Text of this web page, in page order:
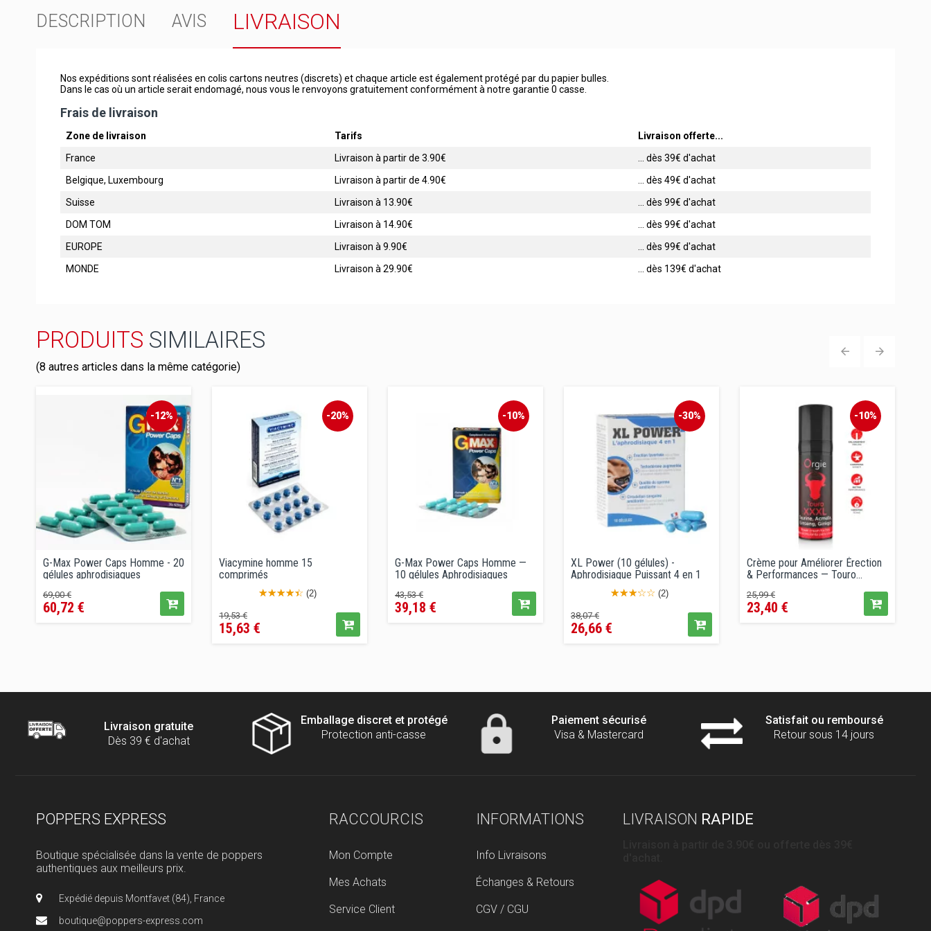
DESCRIPTION AVIS LIVRAISON
Nos expéditions sont réalisées en colis cartons neutres (discrets) et chaque article est également protégé par du papier bulles.
Dans le cas où un article serait endomagé, nous vous le renvoyons gratuitement conformément à notre garantie 0 casse.
Frais de livraison
Zone de livraison Tarifs
Livraison offerte...
France
Livraison à partir de 3.90€
... dès 39€ d'achat
Belgique, Luxembourg
Livraison à partir de 4.90€
... dès 49€ d'achat
Suisse
Livraison à 13.90€
... dès 99€ d'achat
DOM TOM
Livraison à 14.90€
... dès 99€ d'achat
EUROPE
Livraison à 9.90€
... dès 99€ d'achat
MONDE
Livraison à 29.90€ ... dès 139€ d'achat
PRODUITS SIMILAIRES
(8 autres articles dans la même catégorie)
-12%
G-Max Power Caps Homme - 20
gélules aphrodisiaques
Prix
de
69,00 €Prix
60,72 €
-20%
Viacymine homme 15
comprimés
(2)
Prix
de
19,53 €Prix
15,63 €
-10%
G-Max Power Caps Homme —
10 gélules Aphrodisiaques
Prix
de
43,53 €Prix
39,18 €
-30%
XL Power (10 gélules) -
Aphrodisiaque Puissant 4 en 1
(2)
Prix
de
38,07 €Prix
26,66 €
-10%
Crème pour Améliorer Érection
& Performances — Touro...
Prix
de
25,99 €Prix
23,40 €
Livraison gratuite
Dès 39 € d'achat
Emballage discret et protégé
Protection anti-casse
Paiement sécurisé
Visa & Mastercard
Satisfait ou remboursé
Retour sous 14 jours
POPPERS EXPRESS
Boutique spécialisée dans la vente de poppers
authentiques aux meilleurs prix.
Expédié depuis Montfavet (84), France
boutique@poppers-express.com
RACCOURCIS
Mon Compte
Mes Achats
Service Client
INFORMATIONS
Info Livraisons
Échanges & Retours
CGV / CGU
LIVRAISON RAPIDE